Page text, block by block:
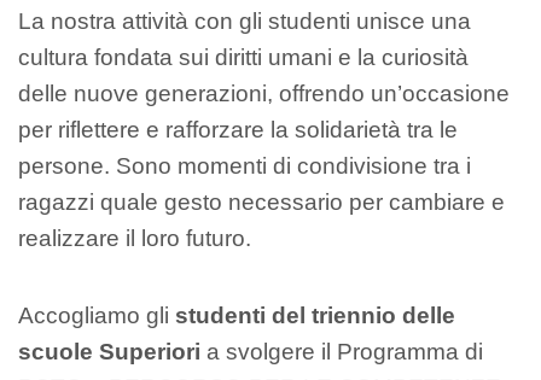
La nostra attività con gli studenti unisce una
cultura fondata sui diritti umani e la curiosità
delle nuove generazioni, offrendo un’occasione
per riflettere e rafforzare la solidarietà tra le
persone. Sono momenti di condivisione tra i
ragazzi quale gesto necessario per cambiare e
realizzare il loro futuro.
Accogliamo gli studenti del triennio delle
scuole Superiori a svolgere il Programma di